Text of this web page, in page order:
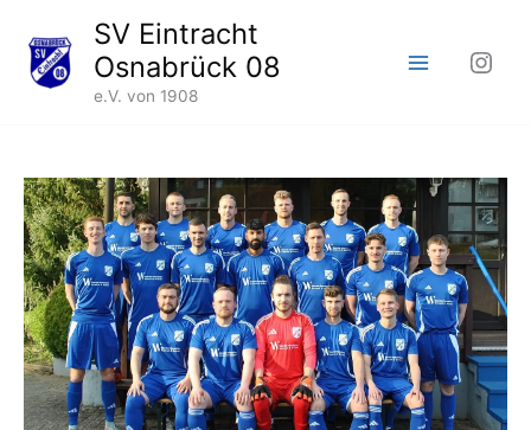
Inhalt
springen
SV Eintracht
Osnabrück 08
e.V. von 1908